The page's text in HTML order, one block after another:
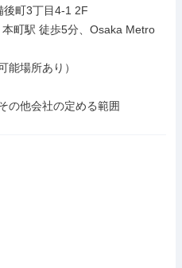
後町3丁目4-1 2F
町駅 徒歩5分、Osaka Metro
能場所あり）
の他会社の定める範囲